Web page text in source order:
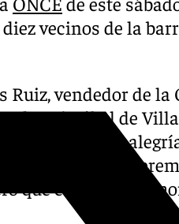
vecinos de la
Ruiz, vendedor de la
Cristóbal de
“Es una
había dado el
que esto suba la